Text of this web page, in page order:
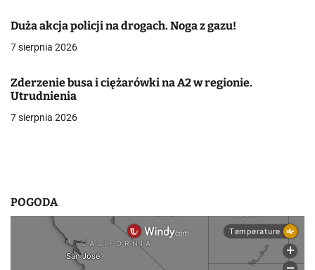
a
p
i
Duża akcja policji na drogach. Noga z gazu!
7 sierpnia 2026
Zderzenie busa i ciężarówki na A2 w regionie.
Utrudnienia
7 sierpnia 2026
POGODA